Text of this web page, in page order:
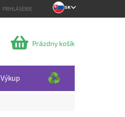
PRIHLÁSENIE SK
NÁKUPNÝ
Prázdny košík
Výkup